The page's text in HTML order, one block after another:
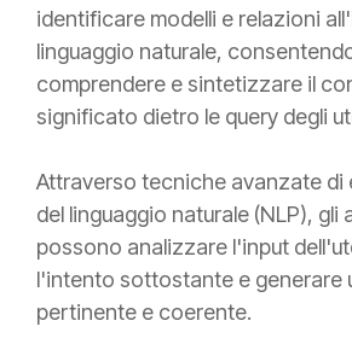
identificare modelli e relazioni
linguaggio naturale,
comprendere e sintetizzare il
significato dietro le query degli
Attraverso tecniche avanzate di
del linguaggio naturale (NLP), gli
possono analizzare l'input
l'intento sottostante e generare
pertinente e coerente.